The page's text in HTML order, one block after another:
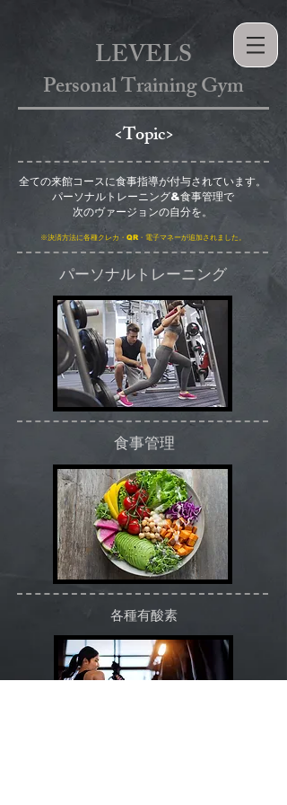
​LEVELS
PersonalTraining Gym
​<Topic>
全ての来館コースに食事指導が付与されています。
パーソナルトレーニング&食事管理で
次のヴァージョンの自分を。
※決済方法に各種クレカ・QR・電子マネーが追加されました。
​パーソナルトレーニング
​食事管理
​各種有酸素